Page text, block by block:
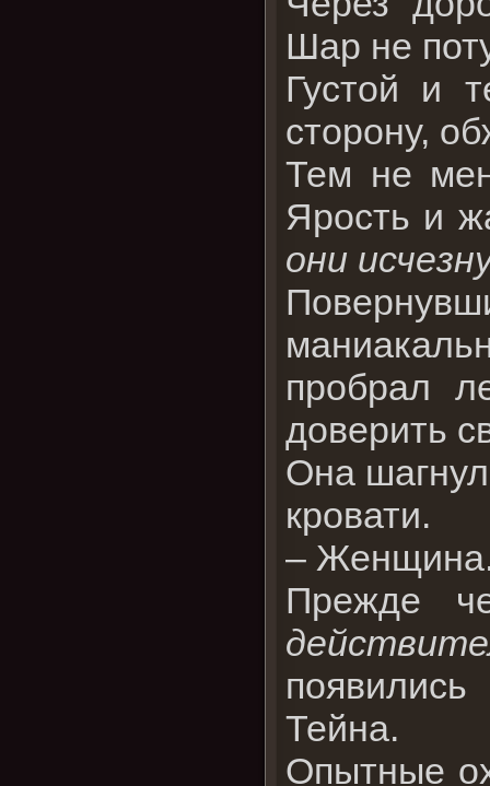
Шар не
Густой и
сторону,
Тем не
Ярость и
они
пробрал
доверить
Она
кровати.
–
Прежде
Тейна.
Опытные